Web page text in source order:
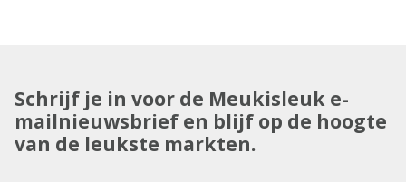
Schrijf je in voor de Meukisleuk e-
mailnieuwsbrief en blijf op de hoogte
van de leukste markten.